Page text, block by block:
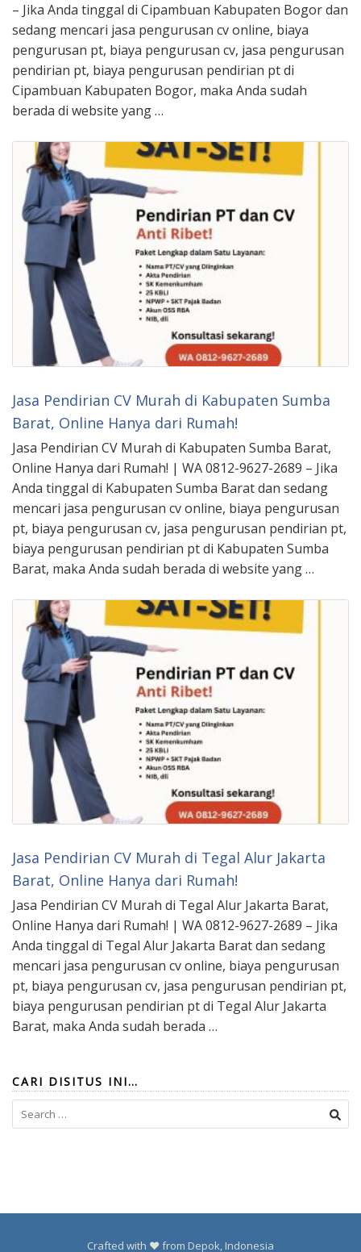
– Jika Anda tinggal di Cipambuan Kabupaten Bogor dan
sedang mencari jasa pengurusan cv online, biaya
pengurusan pt, biaya pengurusan cv, jasa pengurusan
pendirian pt, biaya pengurusan pendirian pt di
Cipambuan Kabupaten Bogor, maka Anda sudah
berada di website yang …
Jasa Pendirian CV Murah di Kabupaten Sumba
Barat, Online Hanya dari Rumah!
Jasa Pendirian CV Murah di Kabupaten Sumba Barat,
Online Hanya dari Rumah! | WA 0812-9627-2689 – Jika
Anda tinggal di Kabupaten Sumba Barat dan sedang
mencari jasa pengurusan cv online, biaya pengurusan
pt, biaya pengurusan cv, jasa pengurusan pendirian pt,
biaya pengurusan pendirian pt di Kabupaten Sumba
Barat, maka Anda sudah berada di website yang …
Jasa Pendirian CV Murah di Tegal Alur Jakarta
Barat, Online Hanya dari Rumah!
Jasa Pendirian CV Murah di Tegal Alur Jakarta Barat,
Online Hanya dari Rumah! | WA 0812-9627-2689 – Jika
Anda tinggal di Tegal Alur Jakarta Barat dan sedang
mencari jasa pengurusan cv online, biaya pengurusan
pt, biaya pengurusan cv, jasa pengurusan pendirian pt,
biaya pengurusan pendirian pt di Tegal Alur Jakarta
Barat, maka Anda sudah berada …
CARI DISITUS INI…
Search
for:
Crafted with ❤️ from Depok, Indonesia